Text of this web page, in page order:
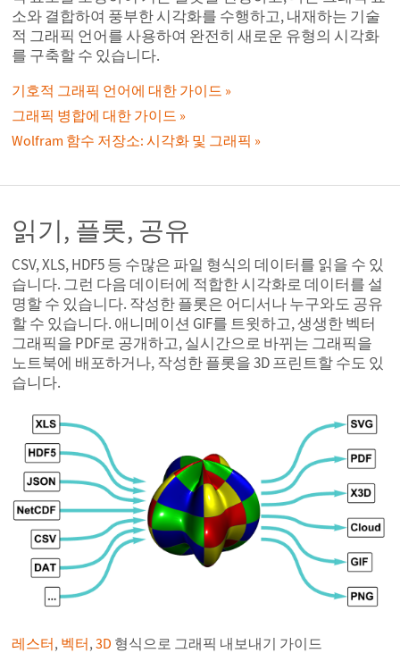
소와 결합하여 풍부한 시각화를 수행하고, 내재하는 기술
적 그래픽 언어를 사용하여 완전히 새로운 유형의 시각화
를 구축할 수 있습니다.
기호적 그래픽 언어에 대한 가이드
그래픽 병합에 대한 가이드
Wolfram 함수 저장소: 시각화 및 그래픽
읽기, 플롯, 공유
CSV, XLS, HDF5 등 수많은 파일 형식의 데이터를 읽을 수 있
습니다. 그런 다음 데이터에 적합한 시각화로 데이터를 설
명할 수 있습니다. 작성한 플롯은 어디서나 누구와도 공유
할 수 있습니다. 애니메이션 GIF를 트윗하고, 생생한 벡터
그래픽을 PDF로 공개하고, 실시간으로 바뀌는 그래픽을
노트북에 배포하거나, 작성한 플롯을 3D 프린트할 수도 있
습니다.
레스터, 벡터, 3D 형식으로 그래픽 내보내기 가이드